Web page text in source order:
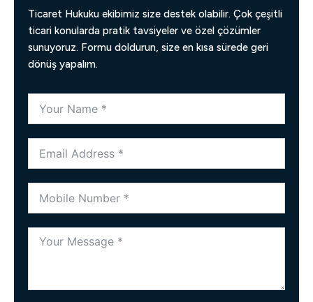
Ticaret Hukuku ekibimiz size destek olabilir. Çok çeşitli
ticari konularda pratik tavsiyeler ve özel çözümler
sunuyoruz. Formu doldurun, size en kısa sürede geri
dönüş yapalım.